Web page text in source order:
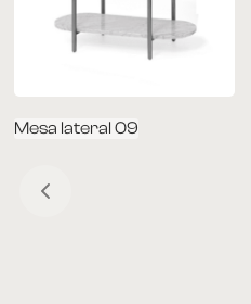
Mesa lateral 09